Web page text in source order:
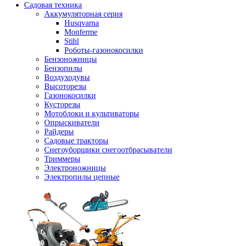
Садовая техника
Аккумуляторная серия
Husqvarna
Monferme
Stihl
Роботы-газонокосилки
Бензоножницы
Бензопилы
Воздухо­дувы
Высоторезы
Газонокосилки
Кусторезы
Мотоблоки и культиваторы
Опрыскиватели
Райдеры
Садовые тракторы
Снегоуборщики снегоотбрасыватели
Триммеры
Электроножницы
Электропилы цепные